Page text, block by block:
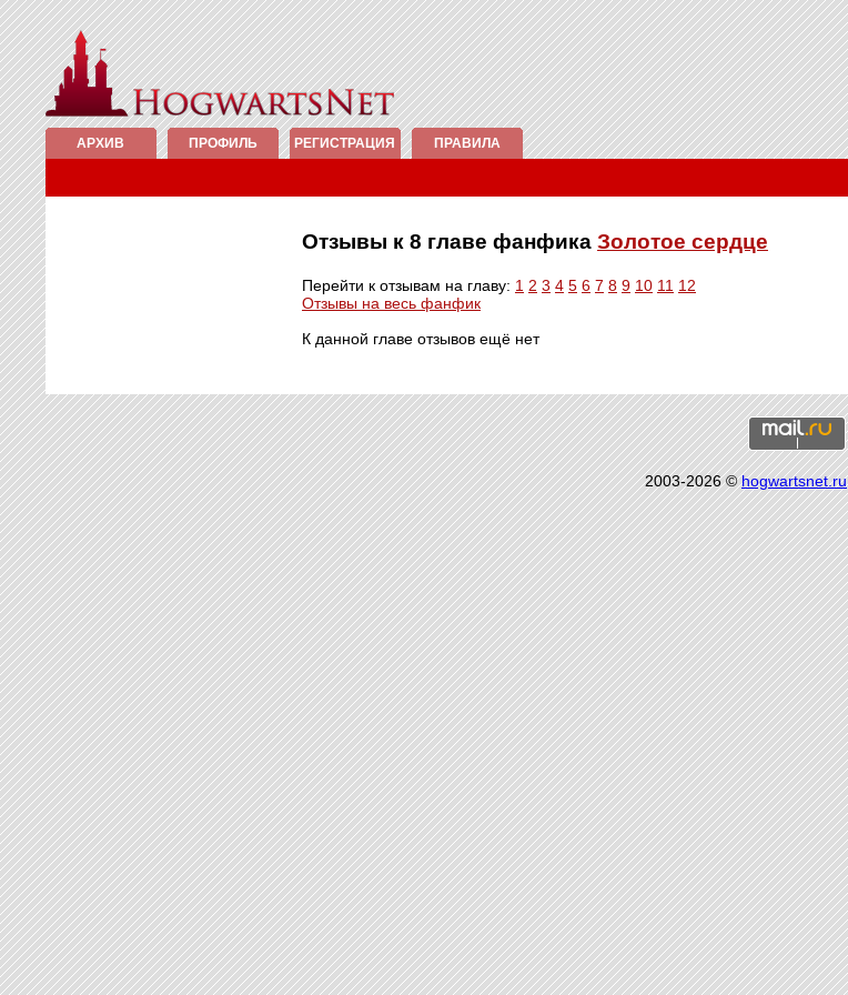
АРХИВ ПРОФИЛЬ РЕГИСТРАЦИЯ ПРАВИЛА
Отзывы к 8 главе фанфика Золотое сердце
Перейти к отзывам на главу: 1 2 3 4 5 6 7 8 9 10 11 12
Отзывы на весь фанфик
К данной главе отзывов ещё нет
2003-2026 ©hogwartsnet.ru